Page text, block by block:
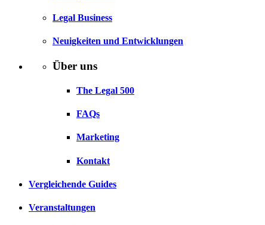
Legal Business
Neuigkeiten und Entwicklungen
Über uns
The Legal 500
FAQs
Marketing
Kontakt
Vergleichende Guides
Veranstaltungen